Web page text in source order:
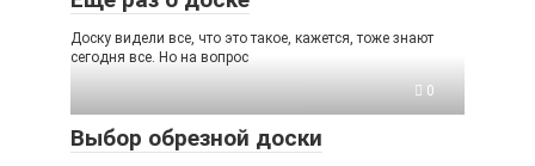
Доску видели все, что это такое, кажется, тоже знают
сегодня все. Но на вопрос
0
Выбор обрезной доски